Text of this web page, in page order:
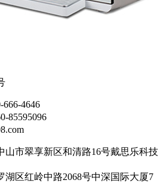
4646
85595096
山市翠享新区和清路16号戴思乐科技
湖区红岭中路2068号中深国际大厦7